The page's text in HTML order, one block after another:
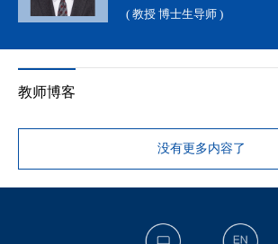
( 教授 博士生导师 )
教师博客
没有更多内容了